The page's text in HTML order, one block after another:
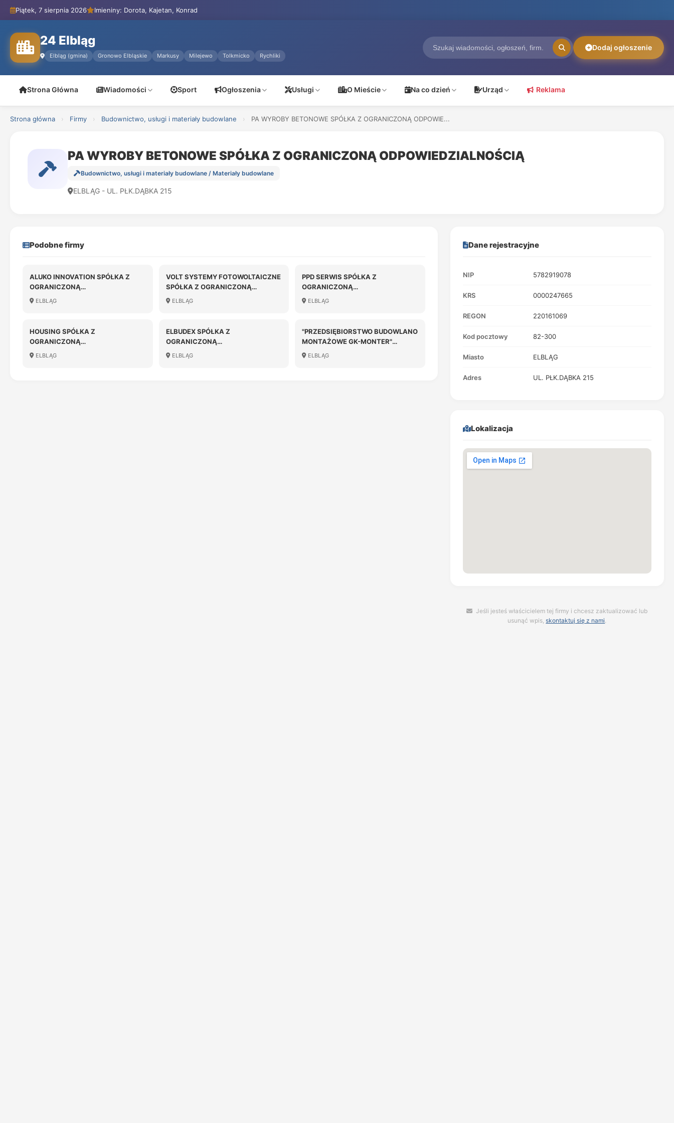
Piątek, 7 sierpnia 2026 Imieniny: Dorota, Kajetan, Konrad
24 Elbląg
Elbląg (gmina) Gronowo Elbląskie Markusy Milejewo Tolkmicko Rychliki
Dodaj ogłoszenie
Strona Główna Wiadomości Sport Ogłoszenia Usługi O Mieście Na co dzień Urząd Reklama
Strona główna › Firmy › Budownictwo, usługi i materiały budowlane › PA WYROBY BETONOWE SPÓŁKA Z OGRANICZONĄ ODPOWIE...
PA WYROBY BETONOWE SPÓŁKA Z OGRANICZONĄ ODPOWIEDZIALNOŚCIĄ
Budownictwo, usługi i materiały budowlane / Materiały budowlane
ELBLĄG - UL. PŁK.DĄBKA 215
Podobne firmy
ALUKO INNOVATION SPÓŁKA Z
OGRANICZONĄ
ODPOWIEDZIALNOŚCIĄ W
LIKWIDACJI
ELBLĄG
VOLT SYSTEMY FOTOWOLTAICZNE
SPÓŁKA Z OGRANICZONĄ
ODPOWIEDZIALNOŚCIĄ
ELBLĄG
PPD SERWIS SPÓŁKA Z
OGRANICZONĄ
ODPOWIEDZIALNOŚCIĄ
ELBLĄG
HOUSING SPÓŁKA Z
OGRANICZONĄ
ODPOWIEDZIALNOŚCIĄ
ELBLĄG
ELBUDEX SPÓŁKA Z
OGRANICZONĄ
ODPOWIEDZIALNOŚCIĄ
ELBLĄG
"PRZEDSIĘBIORSTWO BUDOWLANO
MONTAŻOWE GK-MONTER"
SPÓŁKA Z OGRANICZONĄ
ODPOWIEDZIALNOŚCIĄ SPÓŁKA
ELBLĄG
Dane rejestracyjne
NIP 5782919078
KRS 0000247665
REGON 220161069
Kod pocztowy 82-300
Miasto ELBLĄG
Adres UL. PŁK.DĄBKA 215
Lokalizacja
Jeśli jesteś właścicielem tej firmy i chcesz zaktualizować lub
usunąć wpis,skontaktuj się z nami.